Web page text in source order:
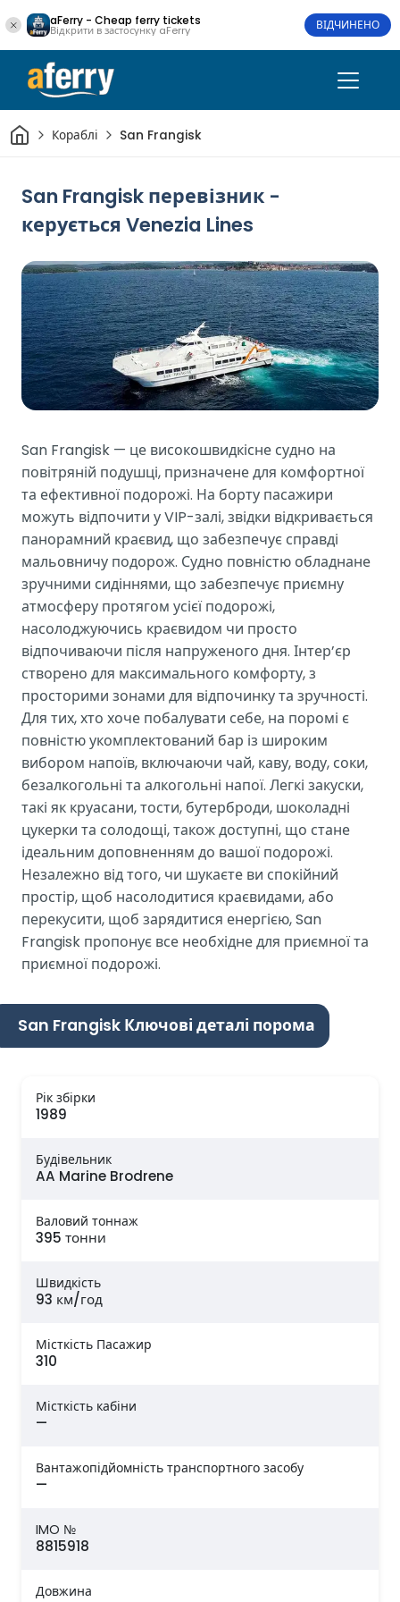
aFerry - Cheap ferry tickets
Відкрити в застосунку aFerry ВІДЧИНЕНО
Дім Кораблі San Frangisk
San Frangisk перевізник -
керується Venezia Lines
San Frangisk — це високошвидкісне судно на
повітряній подушці, призначене для комфортної
та ефективної подорожі. На борту пасажири
можуть відпочити у VIP-залі, звідки відкривається
панорамний краєвид, що забезпечує справді
мальовничу подорож. Судно повністю обладнане
зручними сидіннями, що забезпечує приємну
атмосферу протягом усієї подорожі,
насолоджуючись краєвидом чи просто
відпочиваючи після напруженого дня. Інтер’єр
створено для максимального комфорту, з
просторими зонами для відпочинку та зручності.
Для тих, хто хоче побалувати себе, на поромі є
повністю укомплектований бар із широким
вибором напоїв, включаючи чай, каву, воду, соки,
безалкогольні та алкогольні напої. Легкі закуски,
такі як круасани, тости, бутерброди, шоколадні
цукерки та солодощі, також доступні, що стане
ідеальним доповненням до вашої подорожі.
Незалежно від того, чи шукаєте ви спокійний
простір, щоб насолодитися краєвидами, або
перекусити, щоб зарядитися енергією, San
Frangisk пропонує все необхідне для приємної та
приємної подорожі.
San Frangisk Ключові деталі порома
Рік збірки
1989
Будівельник
AA Marine Brodrene
Валовий тоннаж
395 тонни
Швидкість
93 км/год
Місткість Пасажир
310
Місткість кабіни
—
Вантажопідйомність транспортного засобу
—
IMO №
8815918
Довжина